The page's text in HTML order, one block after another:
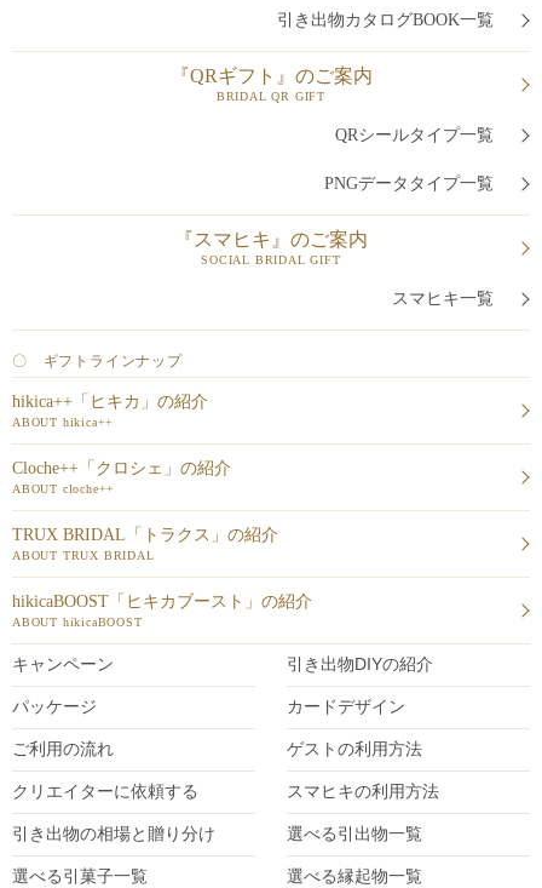
引き出物カタログBOOK一覧
『QRギフト』のご案内
BRIDAL QR GIFT
QRシールタイプ一覧
PNGデータタイプ一覧
『スマヒキ』のご案内
SOCIAL BRIDAL GIFT
スマヒキ一覧
〇 ギフトラインナップ
hikica++「ヒキカ」の紹介
ABOUT hikica++
Cloche++「クロシェ」の紹介
ABOUT cloche++
TRUX BRIDAL「トラクス」の紹介
ABOUT TRUX BRIDAL
hikicaBOOST「ヒキカブースト」の紹介
ABOUT hikicaBOOST
キャンペーン 引き出物DIYの紹介
パッケージ カードデザイン
ご利用の流れ ゲストの利用方法
クリエイターに依頼する スマヒキの利用方法
引き出物の相場と贈り分け 選べる引出物一覧
選べる引菓子一覧 選べる縁起物一覧